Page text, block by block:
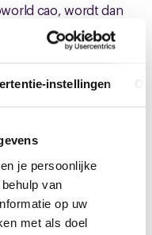
instellingen
je persoonlijke
van
op uw
met als doel
cao, wordt dan
is
is.
betere
komen. Als jij als
bij
jullie steun!
maken voor een